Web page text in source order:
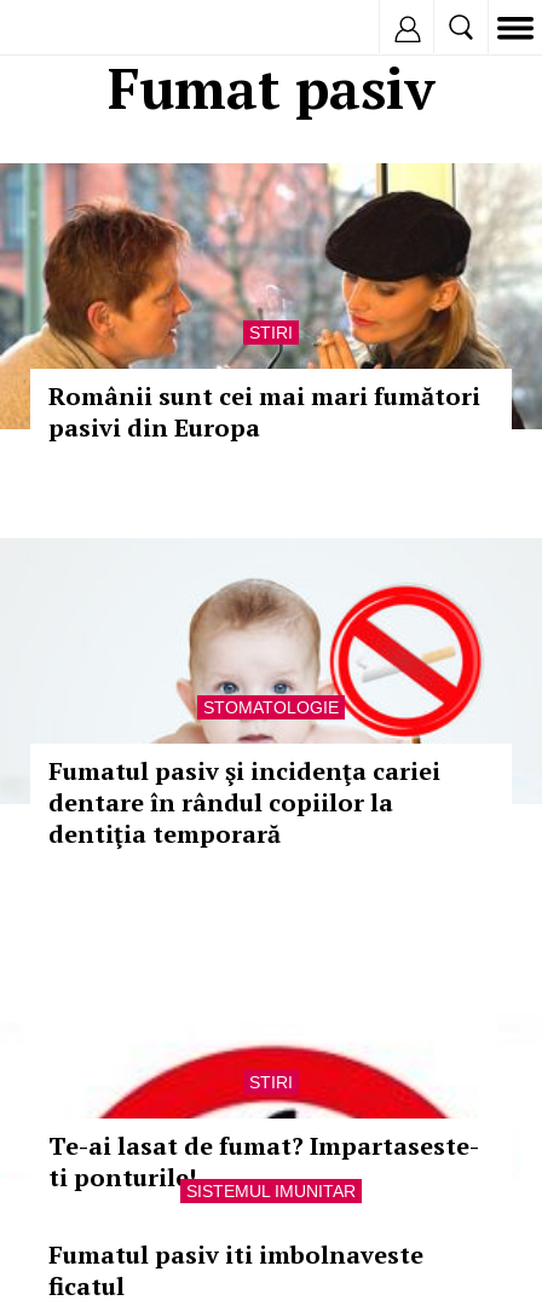
Fumat pasiv
STIRI
Românii sunt cei mai mari fumători
pasivi din Europa
STOMATOLOGIE
Fumatul pasiv şi incidenţa cariei
dentare în rândul copiilor la
dentiţia temporară
STIRI
Te-ai lasat de fumat? Impartaseste-
ti ponturile!SISTEMUL IMUNITAR
Fumatul pasiv iti imbolnaveste
ficatul